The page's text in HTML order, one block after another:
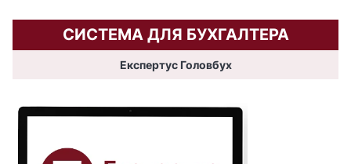
СИСТЕМА ДЛЯ БУХГАЛТЕРА
Експертус Головбух